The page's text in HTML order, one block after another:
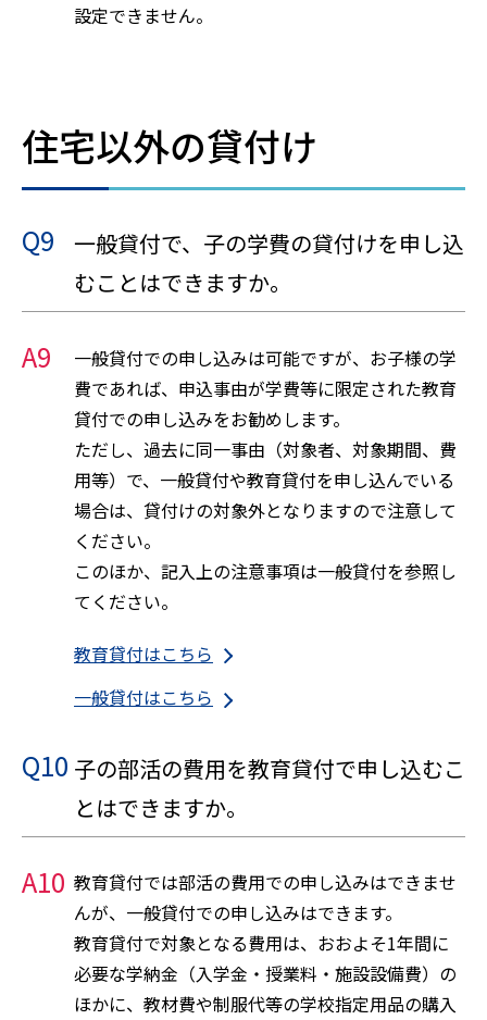
設定できません。
住宅以外の貸付け
Q9
一般貸付で、子の学費の貸付けを申し込
むことはできますか。
A9
一般貸付での申し込みは可能ですが、お子様の学
費であれば、申込事由が学費等に限定された教育
貸付での申し込みをお勧めします。
ただし、過去に同一事由（対象者、対象期間、費
用等）で、一般貸付や教育貸付を申し込んでいる
場合は、貸付けの対象外となりますので注意して
ください。
このほか、記入上の注意事項は一般貸付を参照し
てください。
教育貸付はこちら
一般貸付はこちら
Q10 子の部活の費用を教育貸付で申し込むこ
とはできますか。
A10 教育貸付では部活の費用での申し込みはできませ
んが、一般貸付での申し込みはできます。
教育貸付で対象となる費用は、おおよそ1年間に
必要な学納金（入学金・授業料・施設設備費）の
ほかに、教材費や制服代等の学校指定用品の購入